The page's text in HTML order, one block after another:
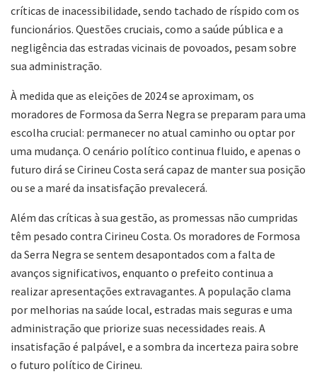
críticas de inacessibilidade, sendo tachado de ríspido com os
funcionários. Questões cruciais, como a saúde pública e a
negligência das estradas vicinais de povoados, pesam sobre
sua administração.
À medida que as eleições de 2024 se aproximam, os
moradores de Formosa da Serra Negra se preparam para uma
escolha crucial: permanecer no atual caminho ou optar por
uma mudança. O cenário político continua fluido, e apenas o
futuro dirá se Cirineu Costa será capaz de manter sua posição
ou se a maré da insatisfação prevalecerá.
Além das críticas à sua gestão, as promessas não cumpridas
têm pesado contra Cirineu Costa. Os moradores de Formosa
da Serra Negra se sentem desapontados com a falta de
avanços significativos, enquanto o prefeito continua a
realizar apresentações extravagantes. A população clama
por melhorias na saúde local, estradas mais seguras e uma
administração que priorize suas necessidades reais. A
insatisfação é palpável, e a sombra da incerteza paira sobre
o futuro político de Cirineu.